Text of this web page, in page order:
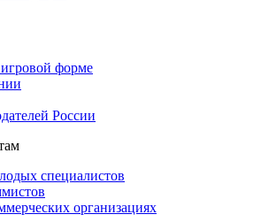
форме
России
специалистов
организациях